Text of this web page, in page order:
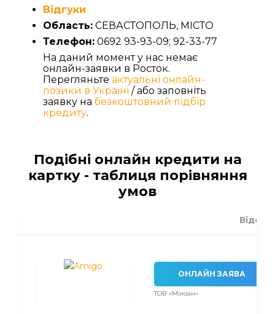
Відгуки
Область: СЕВАСТОПОЛЬ, МІСТО
Телефон: 0692 93-93-09; 92-33-77
На даний момент у нас немає
онлайн-заявки в Росток.
Перегляньте актуальні онлайн-
позики в Україні / або заповніть
заявку на безкоштовний підбір
кредиту.
Подібні онлайн кредити на
картку - таблиця порівняння
умов
ОНЛАЙН ЗАЯВА
ТОВ «Мілоан»